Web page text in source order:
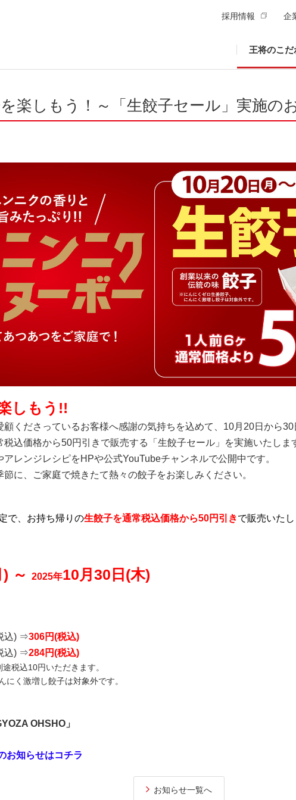
採用情報 企
王将のこだ
楽しもう！～「生餃子セール」実施の
しもう!!
顧くださっているお客様へ感謝の気持ちを込めて、10月20日から30
込価格から50円引きで販売する「生餃子セール」を実施いたしま
レンジレシピをHPや公式YouTubeチャンネルで公開中です。
に、ご家庭で焼きたて熱々の餃子をお楽しみください。
で、お持ち帰りの生餃子を通常税込価格から50円引きで販売いたし
～ 2025年10月30日(木)
込) ⇒306円(税込)
込) ⇒284円(税込)
税込10円いただきます。
く激増し餃子は対象外です。
OHSHO 」
お知らせはコチラ
お知らせ一覧へ